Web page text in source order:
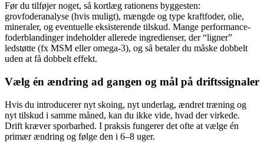
Før du tilføjer noget, så kortlæg rationens byggesten:
grovfoderanalyse (hvis muligt), mængde og type kraftfoder, olie,
mineraler, og eventuelle eksisterende tilskud. Mange performance-
foderblandinger indeholder allerede ingredienser, der “ligner”
ledstøtte (fx MSM eller omega-3), og så betaler du måske dobbelt
uden at få dobbelt effekt.
Vælg én ændring ad gangen og mål på driftssignaler
Hvis du introducerer nyt skoing, nyt underlag, ændret træning og
nyt tilskud i samme måned, kan du ikke vide, hvad der virkede.
Drift kræver sporbarhed. I praksis fungerer det ofte at vælge én
primær ændring og følge den i 6–8 uger.